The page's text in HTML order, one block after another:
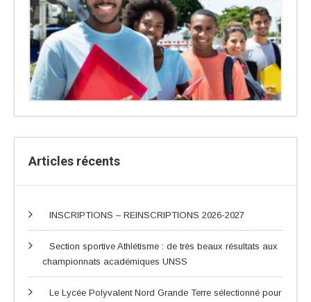
Articles récents
INSCRIPTIONS – REINSCRIPTIONS 2026-2027
Section sportive Athlétisme : de très beaux résultats aux
championnats académiques UNSS
Le Lycée Polyvalent Nord Grande Terre sélectionné pour